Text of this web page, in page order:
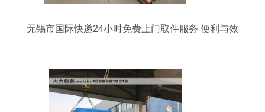
无锡市国际快递24小时免费上门取件服务 便利与效